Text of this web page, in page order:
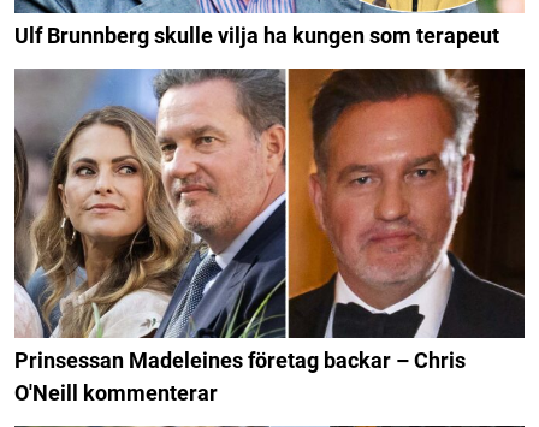
Ulf Brunnberg skulle vilja ha kungen som terapeut
Prinsessan Madeleines företag backar – Chris
O'Neill kommenterar